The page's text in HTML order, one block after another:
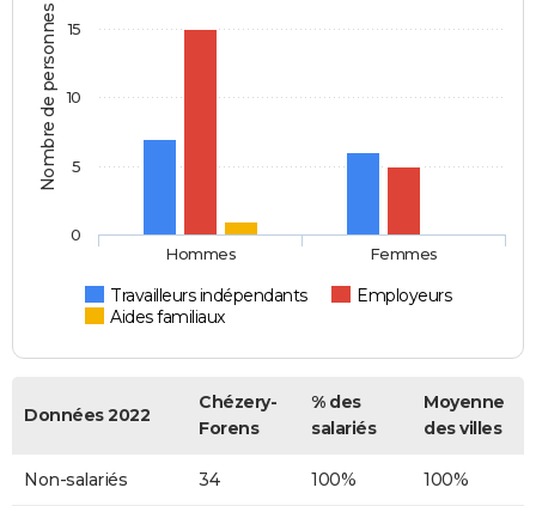
Nombre de personnes
Travailleurs indépendants
Employeurs
Aides familiaux
Hommes Femmes
0
5
10
15
Données 2022
Chézery-
Forens
% des
salariés
Moyenne
des villes
Non-salariés 34 100% 100%